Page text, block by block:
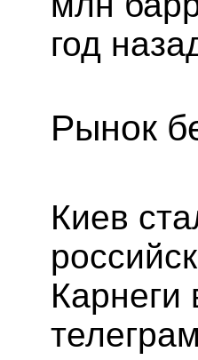
год
Рынок
Киев
Карнеги